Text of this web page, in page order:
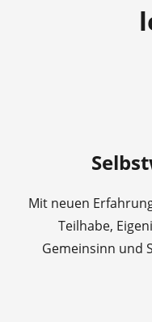
Mit neuen
Teilhabe,
Gemeinsinn und